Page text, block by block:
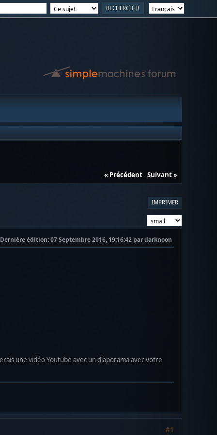
« Précédent-Suivant »
IMPRIMER
Dernière édition: 07 Septembre 2016, 19:16:42 par darknoon
une vidéo Youtube avec un diaporama avec votre
#1